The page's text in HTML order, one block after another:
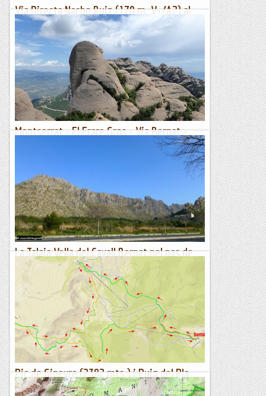
Via Directa Nacho Ruiz (170 m. V+/A2) al
Frare Gros (Montserrat)
La Directa Nacho Ruiz és una via amb escasses repeticions des
que es va obrir, un ja llunyà any 1984, la qual realment no
assoleix el Frare Gros sino un collet entre aquest i...
Classic climber
Montserrat - El Frare Gros - Via Bernat -
Avui ha estat un dia rodó, hem anat amb uns bons companys
a escalar, això ha estat lo millor, i la via també ens ha agradat
força, i el temps ens ha acompanyat , que més...
Manel&Ita
La Talaia Vella del Cavall Bernat pel pas de
les Cabres
La Talaia Vella i la Serra del Cavall BernatAscendim a la Talaia
Vella (351 m), el cim més alt de la serra del Cavall Bernat, a
través del pas de les Cabres, una empinada...
Viaranys
Pic de Ginevre (2382 mts.) i Puig del Pla
Bernat (2436 mts.)